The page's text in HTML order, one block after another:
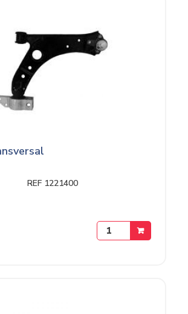
REF 1221400